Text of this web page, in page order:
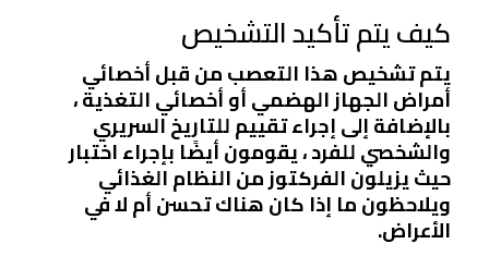
كيف يتم تأكيد التشخيص
يتم تشخيص هذا التعصب من قبل أخصائي
أمراض الجهاز الهضمي أو أخصائي التغذية ،
بالإضافة إلى إجراء تقييم للتاريخ السريري
والشخصي للفرد ، يقومون أيضًا بإجراء اختبار
حيث يزيلون الفركتوز من النظام الغذائي
ويلاحظون ما إذا كان هناك تحسن أم لا في
الأعراض.